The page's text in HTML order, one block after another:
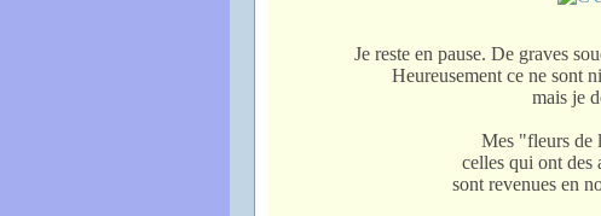
Je reste en pause. De graves
Heureusement ce ne sont
mais je
Mes "fleurs de
celles qui ont des
sont revenues en